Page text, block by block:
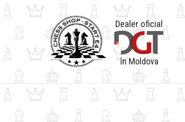
Dealer oficial
în Moldova